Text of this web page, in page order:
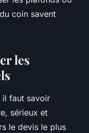
coin savent
les
il faut savoir
sérieux et
le devis le plus